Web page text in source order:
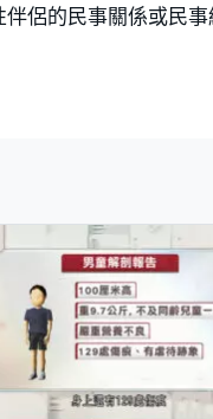
侶的民事關係或民事